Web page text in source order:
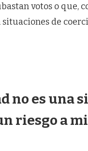
votos o que,
de
no es una
riesgo a